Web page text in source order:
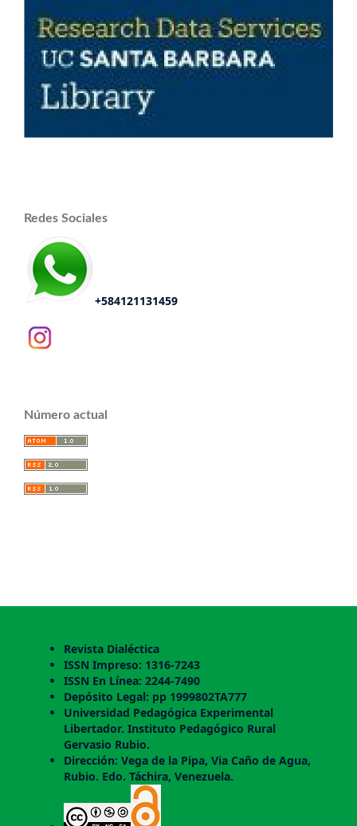
Redes Sociales
+584121131459
Número actual
Revista Dialéctica
ISSN Impreso: 1316-7243
ISSN En Línea: 2244-7490
Depósito Legal: pp 1999802TA777
Universidad Pedagógica Experimental
Libertador. Instituto Pedagógico Rural
Gervasio Rubio.
Dirección: Vega de la Pipa, Via Caño de Agua,
Rubio. Edo. Táchira, Venezuela.